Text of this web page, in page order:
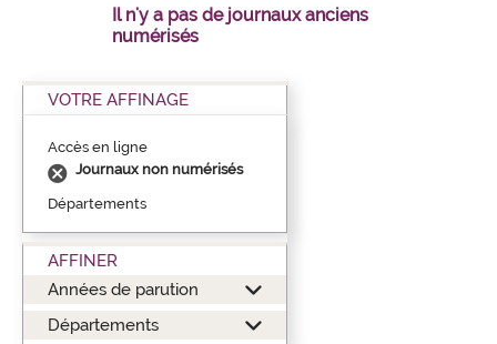
Il n'y a pas de journaux anciens
numérisés
VOTRE AFFINAGE
Accès en ligne
Journaux non numérisés
Départements
AFFINER
Années de parution
Départements